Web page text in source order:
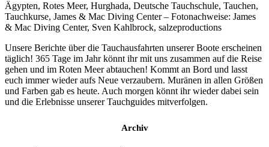
Ägypten, Rotes Meer, Hurghada, Deutsche Tauchschule, Tauchen,
Tauchkurse, James & Mac Diving Center – Fotonachweise: James
& Mac Diving Center, Sven Kahlbrock, salzeproductions
Unsere Berichte über die Tauchausfahrten unserer Boote erscheinen
täglich! 365 Tage im Jahr könnt ihr mit uns zusammen auf die Reise
gehen und im Roten Meer abtauchen! Kommt an Bord und lasst
euch immer wieder aufs Neue verzaubern. Muränen in allen Größen
und Farben gab es heute. Auch morgen könnt ihr wieder dabei sein
und die Erlebnisse unserer Tauchguides mitverfolgen.
Archiv